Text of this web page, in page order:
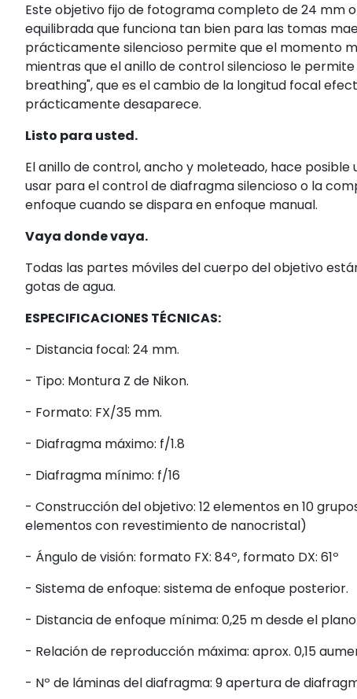
Este objetivo fijo de fotograma completo de 24 mm
equilibrada que funciona tan bien para las tomas
prácticamente silencioso permite que el momento
mientras que el anillo de control silencioso le
breathing", que es el cambio de la longitud focal
prácticamente desaparece.
Listo para usted.
El anillo de control, ancho y moleteado, hace
usar para el control de diafragma silencioso o la
enfoque cuando se dispara en enfoque manual.
Vaya donde vaya.
Todas las partes móviles del cuerpo del objetivo
gotas de agua.
ESPECIFICACIONES TÉCNICAS:
- Distancia focal: 24 mm.
- Tipo: Montura Z de Nikon.
- Formato: FX/35 mm.
- Diafragma máximo: f/1.8
- Diafragma mínimo: f/16
- Construcción del objetivo: 12 elementos en 10
elementos con revestimiento de nanocristal)
- Ángulo de visión: formato FX: 84º, formato DX: 61º
- Sistema de enfoque: sistema de enfoque posterior.
- Distancia de enfoque mínima: 0,25 m desde el
- Relación de reproducción máxima: aprox. 0,15
- Nº de láminas del diafragma: 9 apertura de